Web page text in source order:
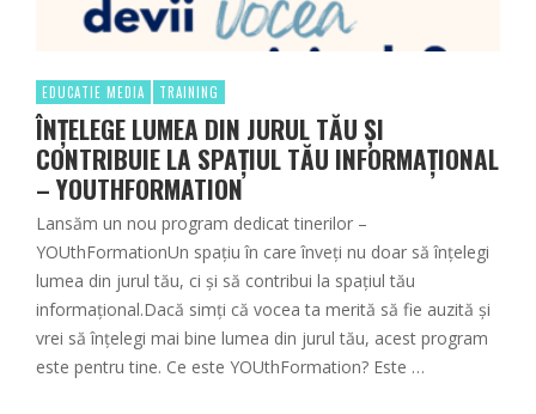
EDUCATIE MEDIA TRAINING
ÎNȚELEGE LUMEA DIN JURUL TĂU ȘI
CONTRIBUIE LA SPAȚIUL TĂU INFORMAȚIONAL
– YOUTHFORMATION
Lansăm un nou program dedicat tinerilor –
YOUthFormationUn spațiu în care înveți nu doar să înțelegi
lumea din jurul tău, ci și să contribui la spațiul tău
informațional.Dacă simți că vocea ta merită să fie auzită și
vrei să înțelegi mai bine lumea din jurul tău, acest program
este pentru tine. Ce este YOUthFormation? Este …